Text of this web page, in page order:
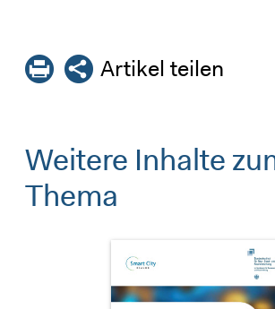
Artikel teilen
Weitere Inhalte
Thema